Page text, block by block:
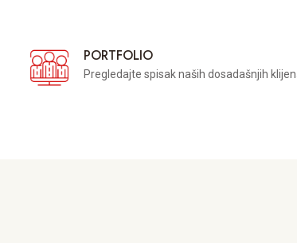
PORTFOLIO
Pregledajte spisak naših dosadašnjih